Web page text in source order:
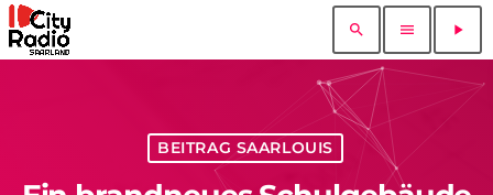
search menu play_arrow
BEITRAG SAARLOUIS